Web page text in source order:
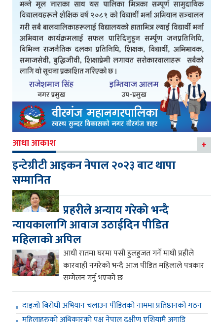
आधा आकाश
इन्टेग्रीटी आइकन नेपाल २०२३ बाट थापा
सम्मानित
प्रहरीले अन्याय गरेको भन्दै
न्यायकालागि आवाज उठाईदिन पीडित
महिलाको अपिल
आधी रातमा घरमा पसी हुलहुजत गर्ने माथी प्रहीले
कारवाही नगरेको भन्दै आज पीडित महिलाले पत्रकार
सम्मेलन गर्नु भएको छ
दाइजो बिरोधी अभियान चलाउन पीडितको नाममा प्रतिष्ठानको गठन